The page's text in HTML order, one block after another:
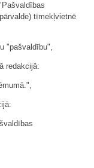
tīmekļvietnē
"pašvaldību",
redakcijā: